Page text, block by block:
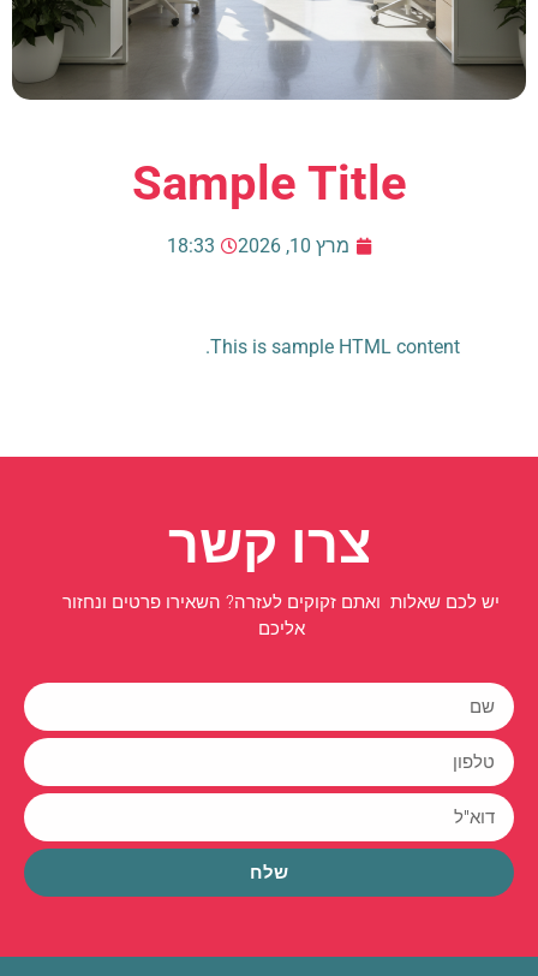
Sample Title
מרץ 10, 2026 18:33
This is sample HTML content.
צרו קשר
יש לכם שאלות ואתם זקוקים לעזרה? השאירו פרטים ונחזור
אליכם
שלח